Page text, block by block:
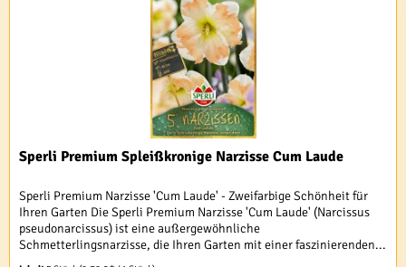
Sperli Premium Spleißkronige Narzisse Cum Laude
Sperli Premium Narzisse 'Cum Laude' - Zweifarbige Schönheit für
Ihren Garten Die Sperli Premium Narzisse 'Cum Laude' (Narcissus
pseudonarcissus) ist eine außergewöhnliche
Schmetterlingsnarzisse, die Ihren Garten mit einer faszinierenden...